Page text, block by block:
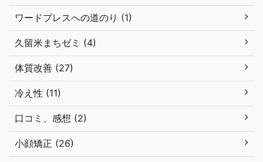
ワードプレスへの道のり (1)
久留米まちゼミ (4)
体質改善 (27)
冷え性 (11)
口コミ、感想 (2)
小顔矯正 (26)